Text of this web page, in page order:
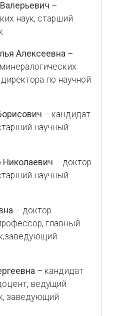
–
наук, старший
Алексеевна –
по научной
– кандидат
научный
– доктор
научный
– доктор
главный
– кандидат
ведущий
заведующий